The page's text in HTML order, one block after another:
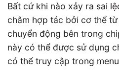
Bất cứ khi nào xảy ra sai
châm hợp tác bởi cơ thể
chuyển động bên trong
này có thể được sử dụng
có thể truy cập trong